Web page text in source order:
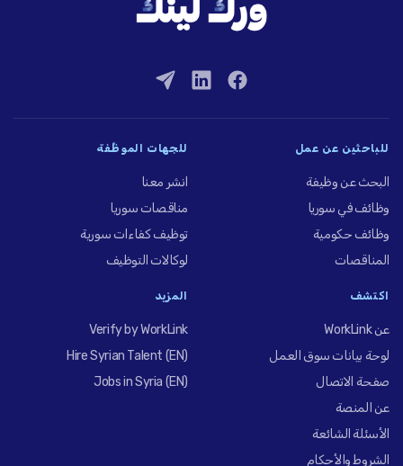
للباحثين عن عمل
البحث عن وظيفة
وظائف في سوريا
وظائف حكومية
المناقصات
للجهات الموظِّفة
انشر معنا
مناقصات سوريا
توظيف كفاءات سورية
لوكالات التوظيف
اكتشف
عن WorkLink
لوحة بيانات سوق العمل
صفحة الاتصال
عن المنصة
الأسئلة الشائعة
الشروط والأحكام
المزيد
Verify by WorkLink
Hire Syrian Talent (EN)
Jobs in Syria (EN)